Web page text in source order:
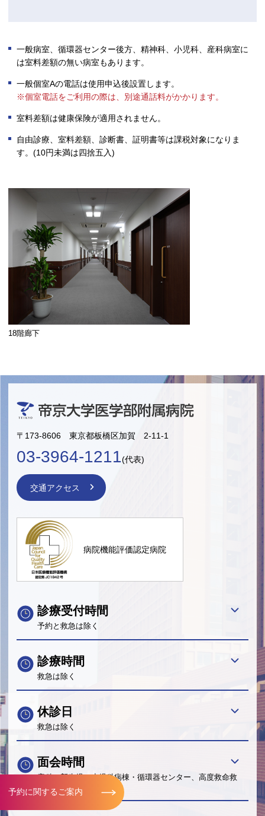
予約に関するご案内
一般病室、循環器センター後方、精神科、小児科、産科病室に
は室料差額の無い病室もあります。
一般個室Aの電話は使用申込後設置します。
※個室電話をご利用の際は、別途通話料がかかります。
室料差額は健康保険が適用されません。
自由診療、室料差額、診断書、証明書等は課税対象になりま
す。(10円未満は四捨五入)
18階廊下
〒173-8606 東京都板橋区加賀 2-11-1
03-3964-1211(代表)
交通アクセス
病院機能評価認定病院
診療受付時間
予約と救急は除く
診療時間
救急は除く
休診日
救急は除く
面会時間
産科・新生児・小児科病棟・循環器センター、高度救命救
急センターは除く